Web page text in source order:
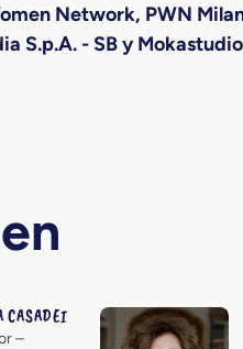
Network, PWN
S.p.A. - SB y
CASADEI
–